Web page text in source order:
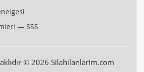
— SSS
© 2026 Silahilanlarim.com